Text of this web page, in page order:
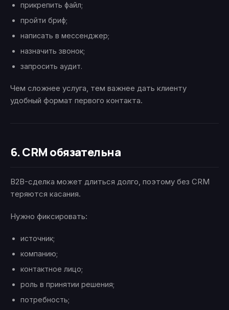
прикрепить файл;
пройти бриф;
написать в мессенджер;
назначить звонок;
запросить аудит.
Чем сложнее услуга, тем важнее дать клиенту
удобный формат первого контакта.
6. CRM обязательна
B2B-сделка может длиться долго, поэтому без CRM
теряются касания.
Нужно фиксировать:
источник;
компанию;
контактное лицо;
роль в принятии решения;
потребность;